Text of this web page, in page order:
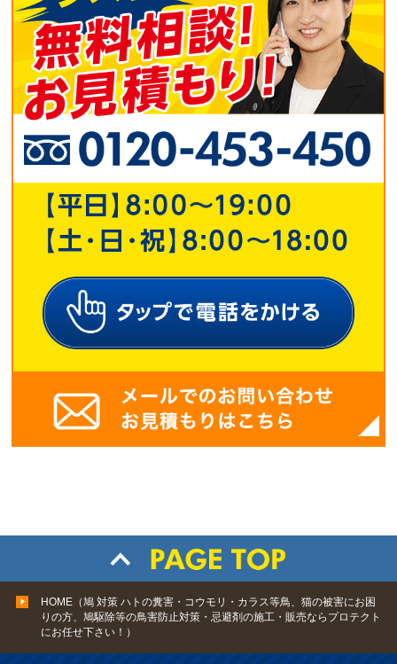
HOME（鳩 対策 ハトの糞害・コウモリ・カラス等鳥、猫の被害にお困
りの方、鳩駆除等の鳥害防止対策・忌避剤の施工・販売ならプロテクト
にお任せ下さい！）